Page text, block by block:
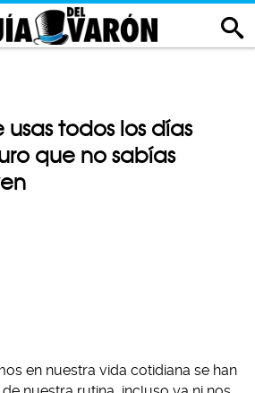
usas todos los días
que no sabías
en nuestra vida cotidiana se han